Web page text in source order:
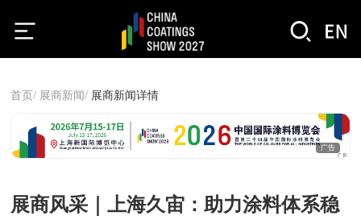
首页/ 展商新闻/ 展商新闻详情
广告
展商风采｜上海久宙：助力涂料体系稳